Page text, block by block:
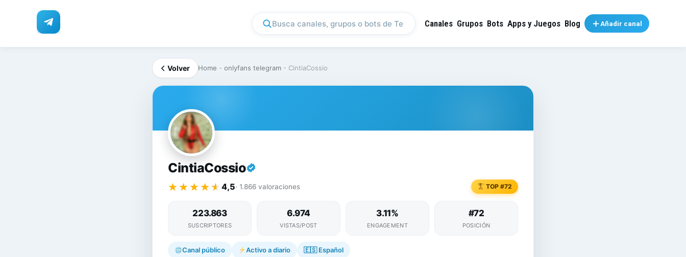
Canales Grupos Bots Apps y Juegos Blog Añadir canal
Volver Home - onlyfans telegram - CintiaCossio
CI
CintiaCossio
★★★★★
★★★★★ 4,5· 1.866 valoraciones TOP #72
223.863
SUSCRIPTORES
6.974
VISTAS/POST
3.11%
ENGAGEMENT
#72
POSICIÓN
Canal público Activo a diario 🇪🇸Español